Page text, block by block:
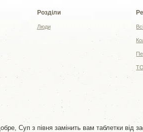
Розділи
Люди Всі
Суп з півня замінить вам таблетки від